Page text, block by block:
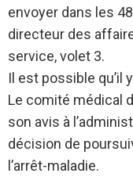
envoyer dans les
directeur des
service, volet 3.
Il est possible qu’il
Le comité médical
son avis à
décision de
l’arrêt-maladie.